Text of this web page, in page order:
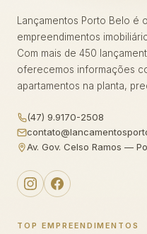
Lançamentos Porto Belo é
empreendimentos
Com mais de 450
oferecemos informações
apartamentos na planta,
(47) 9.9170-2508
Av. Gov. Celso Ramos —
TOP EMPREENDIMENTOS